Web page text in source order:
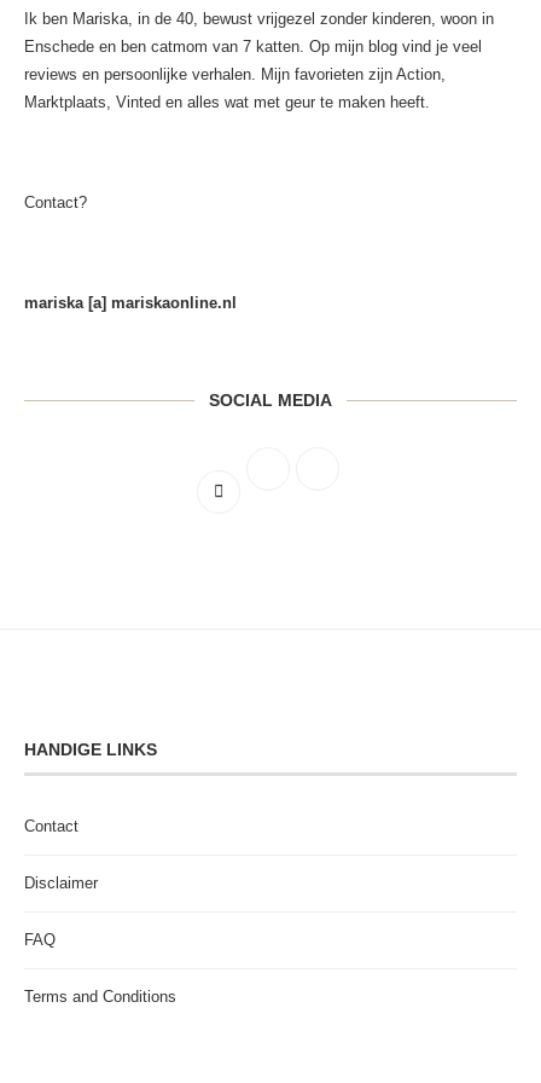
Ik ben Mariska, in de 40, bewust vrijgezel zonder kinderen, woon in
Enschede en ben catmom van 7 katten. Op mijn blog vind je veel
reviews en persoonlijke verhalen. Mijn favorieten zijn Action,
Marktplaats, Vinted en alles wat met geur te maken heeft.
Contact?
mariska [a] mariskaonline.nl
SOCIAL MEDIA
HANDIGE LINKS
Contact
Disclaimer
FAQ
Terms and Conditions